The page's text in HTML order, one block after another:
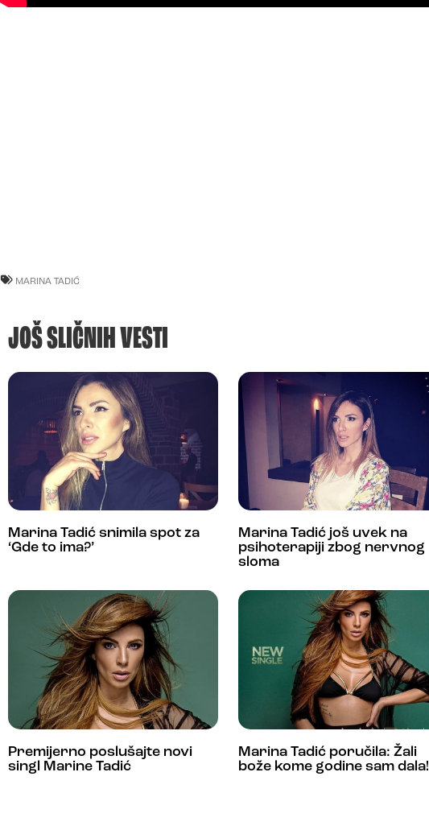
MARINA TADIĆ
JOŠ SLIČNIH VESTI
Marina Tadić snimila spot za
‘Gde to ima?’
Marina Tadić još uvek na
psihoterapiji zbog nervnog
sloma
Premijerno poslušajte novi
singl Marine Tadić
Marina Tadić poručila: Žali
bože kome godine sam dala!